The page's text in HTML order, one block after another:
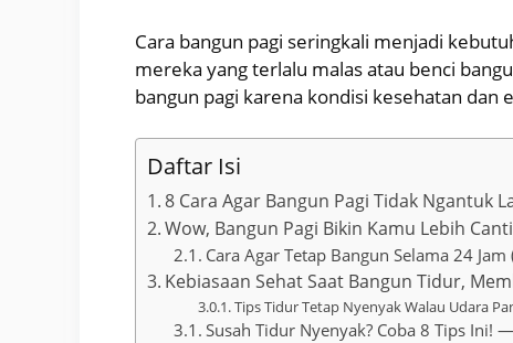
Cara bangun pagi seringkali menjadi
mereka yang terlalu malas atau benci
bangun pagi karena kondisi kesehatan dan
Daftar Isi
8 Cara Agar Bangun Pagi Tidak Ngantuk
Wow, Bangun Pagi Bikin Kamu Lebih
Cara Agar Tetap Bangun Selama 24
Kebiasaan Sehat Saat Bangun Tidur,
Tips Tidur Tetap Nyenyak Walau Udara
Susah Tidur Nyenyak? Coba 8 Tips Ini!